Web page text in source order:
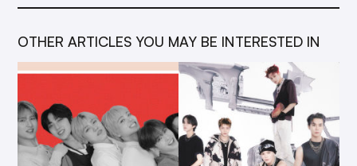
OTHER ARTICLES YOU MAY BE INTERESTED IN